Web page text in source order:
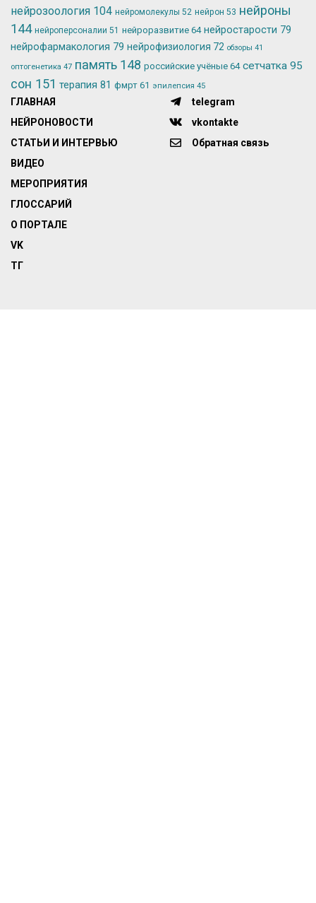
нейрозоология 104 нейромолекулы 52 нейрон 53 нейроны
144 нейроперсоналии 51 нейроразвитие 64 нейростарости 79
нейрофармакология 79 нейрофизиология 72 обзоры 41
оптогенетика 47 память 148 российские учёные 64 сетчатка 95
сон 151 терапия 81 фмрт 61 эпилепсия 45
ГЛАВНАЯ
НЕЙРОНОВОСТИ
СТАТЬИ И ИНТЕРВЬЮ
ВИДЕО
МЕРОПРИЯТИЯ
ГЛОССАРИЙ
О ПОРТАЛЕ
VK
ТГ
telegram
vkontakte
Обратная связь